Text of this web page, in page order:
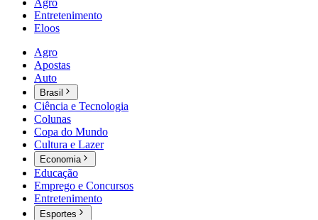
Entretenimento
Eloos
Agro
Apostas
Auto
Brasil
Ciência e Tecnologia
Colunas
Copa do Mundo
Cultura e Lazer
Economia
Educação
Emprego e Concursos
Entretenimento
Esportes